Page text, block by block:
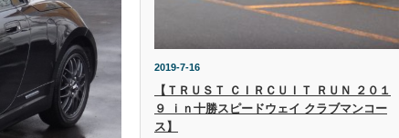
2019-7-16
【ＴＲＵＳＴ ＣＩＲＣＵＩＴ ＲＵＮ ２０１
９ ｉｎ十勝スピードウェイ クラブマンコー
ス】